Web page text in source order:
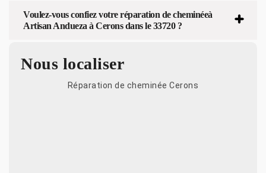
Voulez-vous confiez votre réparation de cheminéeà
Artisan Andueza à Cerons dans le 33720 ?
Nous localiser
Réparation de cheminée Cerons